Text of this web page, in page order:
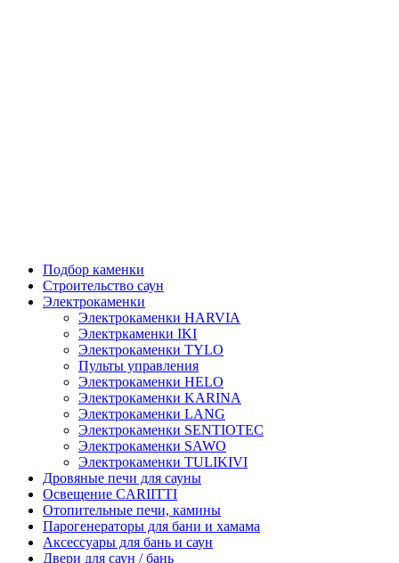
Подбор каменки
Строительство саун
Электрокаменки
Электрокаменки HARVIA
Электркаменки IKI
Электрокаменки TYLO
Пульты управления
Электрокаменки HELO
Электрокаменки KARINA
Электрокаменки LANG
Электрокаменки SENTIOTEC
Электрокаменки SAWO
Электрокаменки TULIKIVI
Дровяные печи для сауны
Освещение CARIITTI
Отопительные печи, камины
Парогенераторы для бани и хамама
Аксессуары для бань и саун
Двери для саун / бань